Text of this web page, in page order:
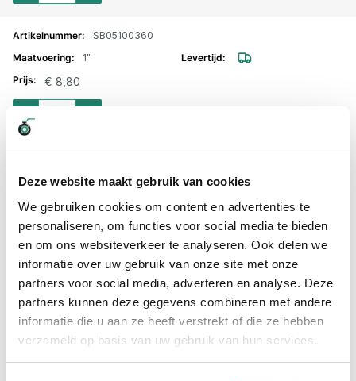
Deze website maakt gebruik van cookies
We gebruiken cookies om content en advertenties te
personaliseren, om functies voor social media te bieden
en om ons websiteverkeer te analyseren. Ook delen we
informatie over uw gebruik van onze site met onze
partners voor social media, adverteren en analyse. Deze
partners kunnen deze gegevens combineren met andere
informatie die u aan ze heeft verstrekt of die ze hebben
verzameld op basis van uw gebruik van hun services.
SB05100360
1"
€ 8,80
Aantal voor Veiligheidsklem voor luchtkoppeling met borgrand 1" / 35-
-
15.000 producten uit voorraad
Hoge klantbeoordelingen: 9/10
Snelle levering
Details Plus- en minpunten Meer informatie
Details
Op zoek naar een veiligheidsklem voor luchtkoppelingen met